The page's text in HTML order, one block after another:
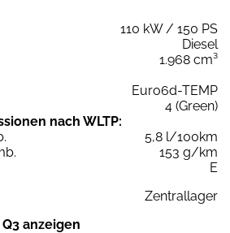
110 kW / 150 PS
Diesel
1.968 cm³
Euro6d-TEMP
4 (Green)
nach WLTP:
5,8 l/100km
153 g/km
E
Zentrallager
anzeigen